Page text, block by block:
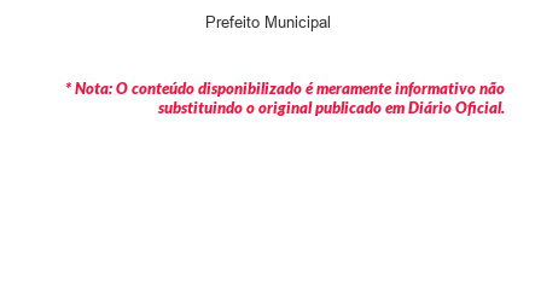
Prefeito Municipal
* Nota: O conteúdo disponibilizado é meramente informativo não
substituindo o original publicado em Diário Oficial.